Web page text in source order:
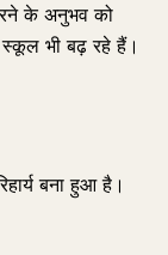
के अनुभव को
स्कूल भी बढ़ रहे हैं।
बना हुआ है।